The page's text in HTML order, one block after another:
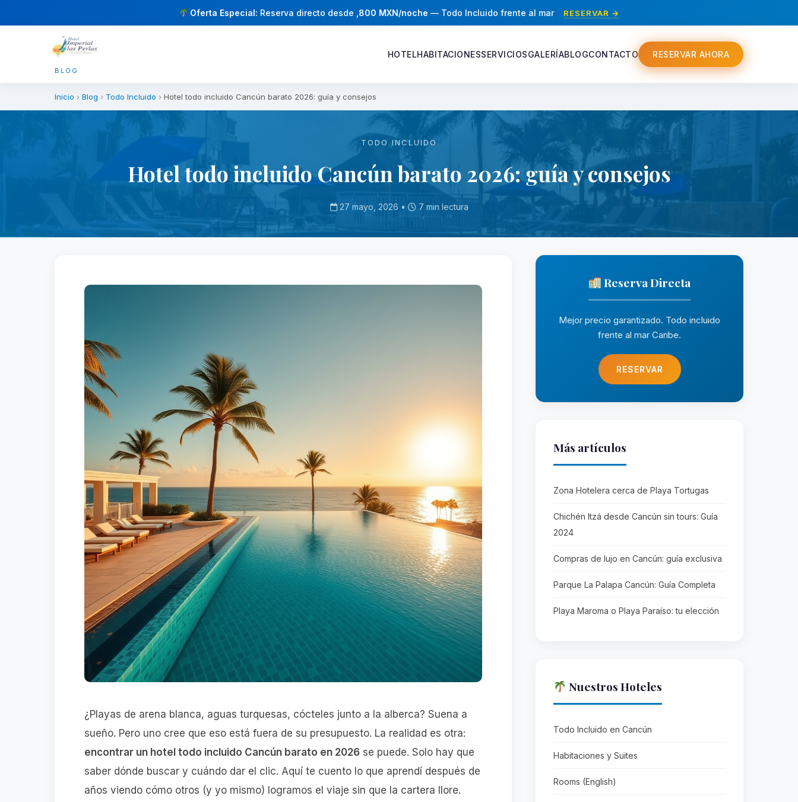
Oferta Especial: Reserva directo desde ,800 MXN/noche — Todo Incluido frente al mar RESERVAR →
BLOG
HOTELHABITACIONESSERVICIOSGALERÍABLOGCONTACTO RESERVAR AHORA
Inicio › Blog › Todo Incluido › Hotel todo incluido Cancún barato 2026: guía y consejos
TODO INCLUIDO
Hotel todo incluido Cancún barato 2026: guía y consejos
27 mayo, 2026 • 7 min lectura
¿Playas de arena blanca, aguas turquesas, cócteles junto a la alberca? Suena a
sueño. Pero uno cree que eso está fuera de su presupuesto. La realidad es otra:
encontrar un hotel todo incluido Cancún barato en 2026 se puede. Solo hay que
saber dónde buscar y cuándo dar el clic. Aquí te cuento lo que aprendí después de
años viendo cómo otros (y yo mismo) logramos el viaje sin que la cartera llore.
Reserva Directa
Mejor precio garantizado. Todo incluido
frente al mar Caribe.
RESERVAR
Más artículos
Zona Hotelera cerca de Playa Tortugas
Chichén Itzá desde Cancún sin tours: Guía
2024
Compras de lujo en Cancún: guía exclusiva
Parque La Palapa Cancún: Guía Completa
Playa Maroma o Playa Paraíso: tu elección
Nuestros Hoteles
Todo Incluido en Cancún
Habitaciones y Suites
Rooms (English)